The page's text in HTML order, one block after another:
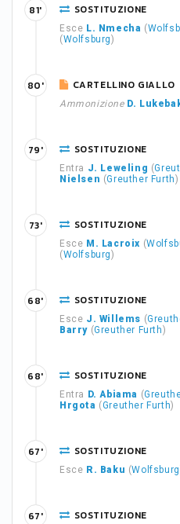
SOSTITUZIONE
Esce L. Nmecha (
(Wolfsburg)
81'
CARTELLINO GIALLO
Ammonizione D.
80'
SOSTITUZIONE
Entra J. Leweling (
Nielsen (Greuther Furth)
79'
SOSTITUZIONE
Esce M. Lacroix (
(Wolfsburg)
73'
SOSTITUZIONE
Esce J. Willems (
Barry (Greuther Furth)
68'
SOSTITUZIONE
Entra D. Abiama (
Hrgota (Greuther Furth)
68'
SOSTITUZIONE
Esce R. Baku (Wolfsburg
67'
SOSTITUZIONE
67'